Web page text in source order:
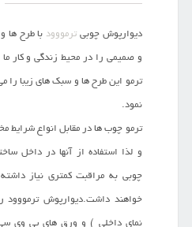
دیوارپوش چوبی ترمووود با طرح ها
و صمیمی را در محیط زندگی و کار ما
ترمو این طرح ها و سبک های زیبا را
نمود.
ترمو چوب ها در مقابل انواع شرایط
و لذا استفاده از آنها در داخل
چوبی به مراقبت کمتری نیاز
خواهند داشت.دیوارپوش ترمووود
نمای داخلی ) و ورق های پی وی